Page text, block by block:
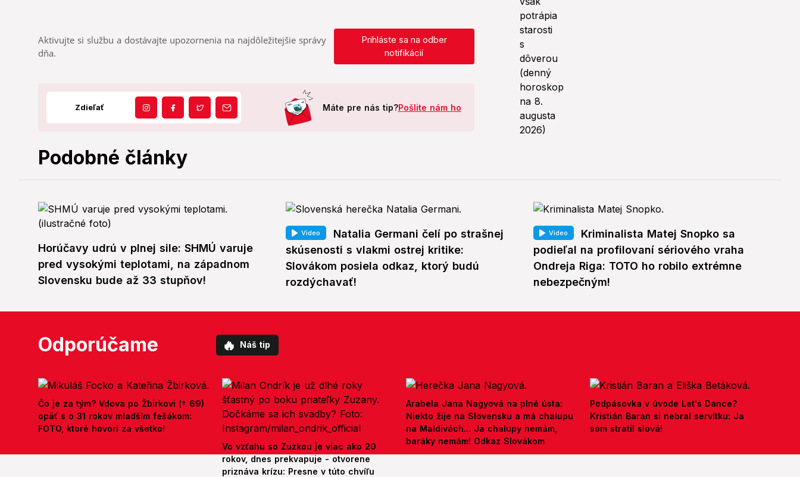
Aktivujte si službu a dostávajte upozornenia na najdôležitejšie správy
dňa.
Prihláste sa na odber
notifikácií
Zdieľať Máte pre nás tip?Pošlite nám ho
Podobné články
Horúčavy udrú v plnej sile: SHMÚ varuje
pred vysokými teplotami, na západnom
Slovensku bude až 33 stupňov!
Video
Natalia Germani čelí po strašnej
skúsenosti s vlakmi ostrej kritike:
Slovákom posiela odkaz, ktorý budú
rozdýchavať!
Video
Kriminalista Matej Snopko sa
podieľal na profilovaní sériového vraha
Ondreja Riga: TOTO ho robilo extrémne
nebezpečným!
Odporúčame 🔥 Náš tip
Čo je za tým? Vdova po Žbirkovi († 69)
opäť s o 31 rokov mladším fešákom:
FOTO, ktoré hovorí za všetko!
Vo vzťahu so Zuzkou je viac ako 20
rokov, dnes prekvapuje - otvorene
priznáva krízu: Presne v túto chvíľu
Arabela Jana Nagyová na plné ústa:
Niekto žije na Slovensku a má chalupu
na Maldivách... Ja chalupy nemám,
baráky nemám! Odkaz Slovákom
Podpásovka v úvode Let's Dance?
Kristián Baran si nebral servítku: Ja
som stratil slová!